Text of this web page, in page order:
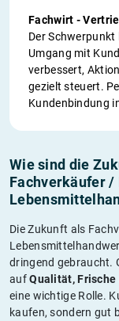
Fachwirt -
Der
Umgang mit
verbessert,
gezielt steuert.
Kundenbindung
Wie sind die
Fachverkäufer
Die Zukunft als
dringend gebraucht.
aufQualität,
eine wichtige Rolle.
kaufen, sondern gut